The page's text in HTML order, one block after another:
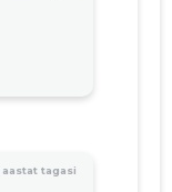
aastat tagasi